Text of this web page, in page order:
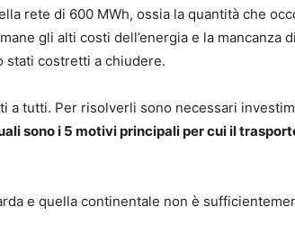
rete di 600 MWh, ossia la quantità che
gli alti costi dell’energia e la mancanza
stati costretti a chiudere.
a tutti. Per risolverli sono necessari
sono i 5 motivi principali per cui il
e quella continentale non è